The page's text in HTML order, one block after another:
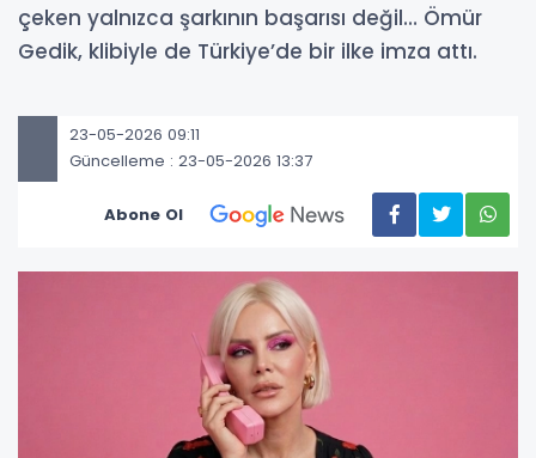
çeken yalnızca şarkının başarısı değil… Ömür
Gedik, klibiyle de Türkiye’de bir ilke imza attı.
23-05-2026 09:11
Güncelleme : 23-05-2026 13:37
Abone Ol